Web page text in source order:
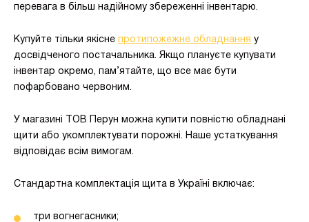
перевага в більш надійному збереженні інвентарю.
Купуйте тільки якісне протипожежне обладнання у
досвідченого постачальника. Якщо плануєте купувати
інвентар окремо, пам’ятайте, що все має бути
пофарбовано червоним.
У магазині ТОВ Перун можна купити повністю обладнані
щити або укомплектувати порожні. Наше устаткування
відповідає всім вимогам.
Стандартна комплектація щита в Україні включає:
три вогнегасники;